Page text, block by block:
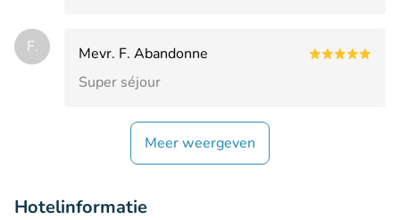
F.
Mevr. F. Abandonne
Super séjour
Meer weergeven
Hotelinformatie